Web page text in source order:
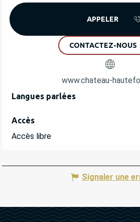
APPELER
CONTACTEZ-NOUS
www.chateau-
Langues parlées
Langues parlées
Accès
Accès
Accès libre
Signaler une